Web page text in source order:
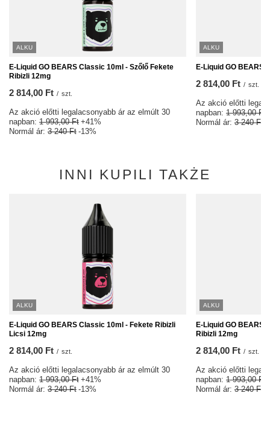
ALKU
E-Liquid GO BEARS Classic 10ml - Szőlő Fekete
Ribizli 12mg
2 814,00 Ft / szt.
Az akció előtti legalacsonyabb ár az elmúlt 30
napban: 1 993,00 Ft +41%
Normál ár: 3 240 Ft -13%
ALKU
E-Liquid GO BEARS
2 814,00 Ft / szt.
Az akció előtti
napban: 1 993,00 Ft
Normál ár: 3 240 Ft
INNI KUPILI TAKŻE
ALKU
E-Liquid GO BEARS Classic 10ml - Fekete Ribizli
Licsi 12mg
2 814,00 Ft / szt.
Az akció előtti legalacsonyabb ár az elmúlt 30
napban: 1 993,00 Ft +41%
Normál ár: 3 240 Ft -13%
ALKU
E-Liquid GO BEARS
Ribizli 12mg
2 814,00 Ft / szt.
Az akció előtti
napban: 1 993,00 Ft
Normál ár: 3 240 Ft